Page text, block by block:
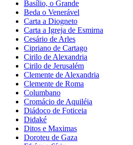
Basílio, o Grande
Beda o Venerável
Carta a Diogneto
Carta a Igreja de Esmirna
Cesário de Arles
Cipriano de Cartago
Cirilo de Alexandria
Cirilo de Jerusalém
Clemente de Alexandria
Clemente de Roma
Columbano
Cromácio de Aquiléia
Diádoco de Foticeia
Didaké
Ditos e Maximas
Doroteu de Gaza